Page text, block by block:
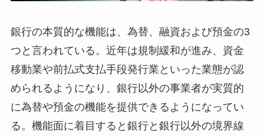
銀行の本質的な機能は、為替、融資および預金の3
つと言われている。近年は規制緩和が進み、資金
移動業や前払式支払手段発行業といった業態が認
められるようになり、銀行以外の事業者が実質的
に為替や預金の機能を提供できるようになってい
る。機能面に着目すると銀行と銀行以外の境界線